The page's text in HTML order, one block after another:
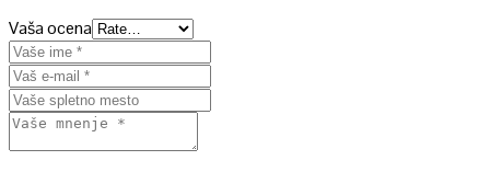
Vaša ocena